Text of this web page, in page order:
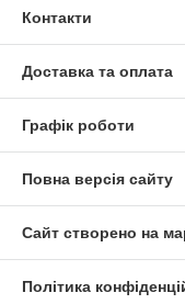
Контакти
Доставка та оплата
Графік роботи
Повна версія сайту
Сайт створено на
Політика